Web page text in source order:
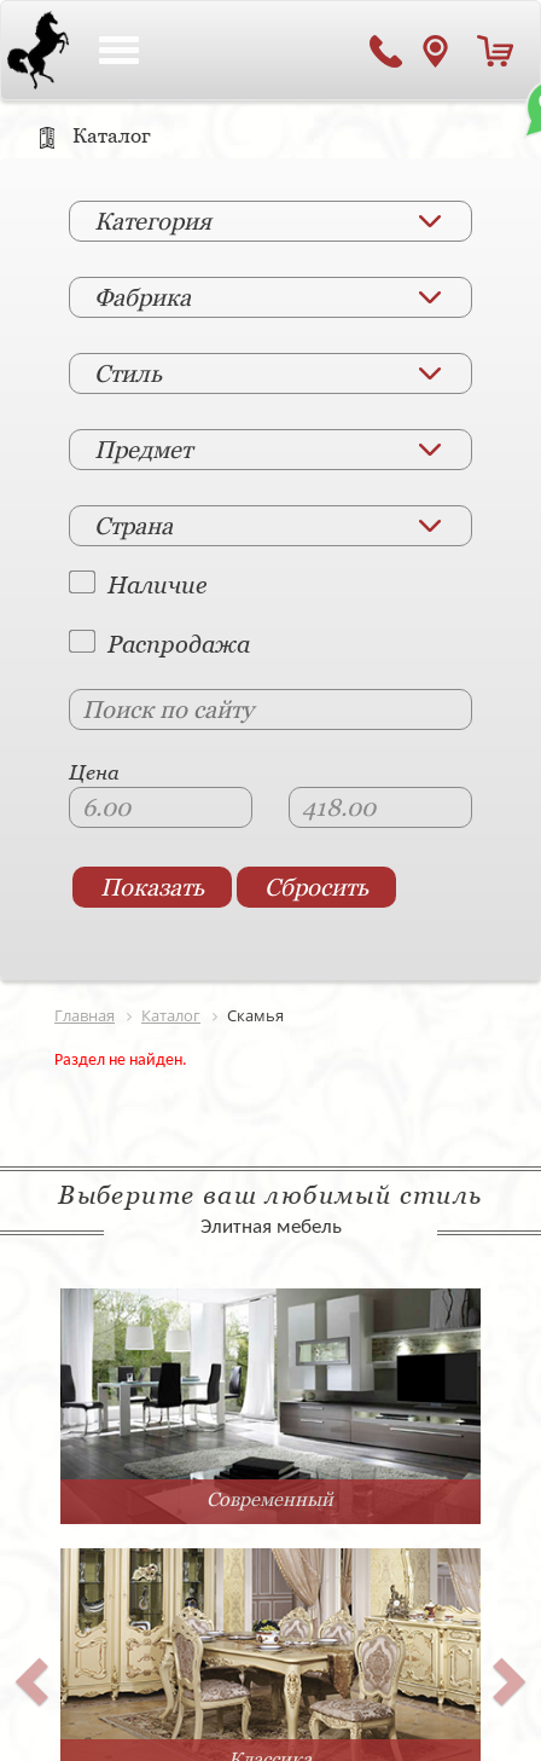
Каталог
Категория
Фабрика
Стиль
Предмет
Страна
Наличие
Распродажа
Цена
Главная Каталог Скамья
Раздел не найден.
Выберите ваш любимый стиль
Элитная мебель
Современный